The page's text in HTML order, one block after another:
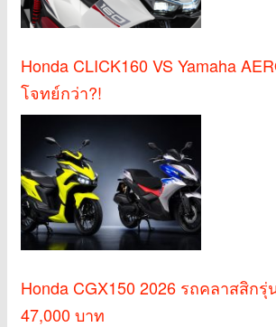
Honda CLICK160 VS Yamaha
โจทย์กว่า?!
Honda CGX150 2026 รถคลาสสิกรุ่
47,000 บาท